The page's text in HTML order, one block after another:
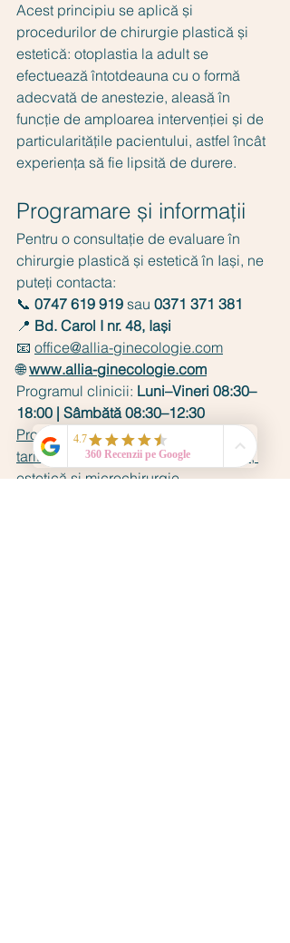
Acest principiu se aplică și
procedurilor de chirurgie plastică și
estetică: otoplastia la adult se
efectuează întotdeauna cu o formă
adecvată de anestezie, aleasă în
funcție de amploarea intervenției și de
particularitățile pacientului, astfel încât
experiența să fie lipsită de durere.
Programare și informații
Pentru o consultație de evaluare în
chirurgie plastică și estetică în Iași, ne
puteți contacta:
📞 0747 619 919 sau 0371 371 381
📍 Bd. Carol I nr. 48, Iași
📧 office@allia-ginecologie.com
🌐 www.allia-ginecologie.com
Programul clinicii: Luni–Vineri 08:30–
18:00 | Sâmbătă 08:30–12:30
Programați o consultație
tarifele complete | Chirurgie plastică,
estetică și microchirurgie